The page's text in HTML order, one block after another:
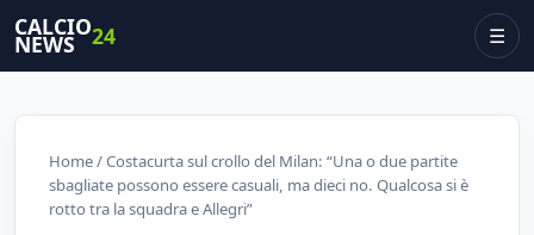
CALCIO
NEWS 24 ☰
Home/ Costacurta sul crollo del Milan: “Una o due partite
sbagliate possono essere casuali, ma dieci no. Qualcosa si è
rotto tra la squadra e Allegri”